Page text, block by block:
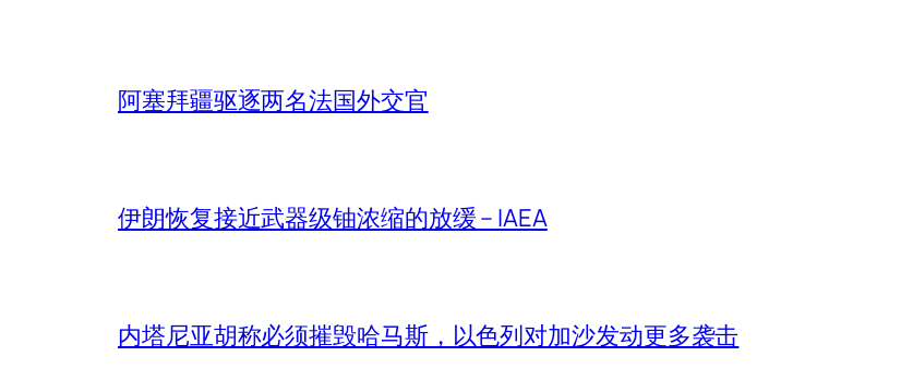
阿塞拜疆驱逐两名法国外交官
伊朗恢复接近武器级铀浓缩的放缓 – IAEA
内塔尼亚胡称必须摧毁哈马斯，以色列对加沙发动更多袭击